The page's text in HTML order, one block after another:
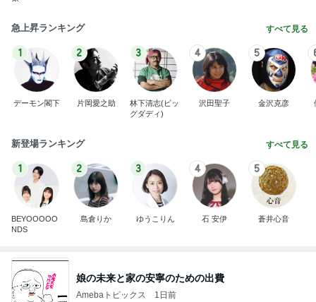
急上昇ランキング すべて見る
1
デーモン閣下
2
片岡愛之助
3
林下清志(ビッ
グダディ)
4
沢田聖子
5
金沢克彦
新登場ランキング すべて見る
1
BEYOOOOO
NDS
2
島倉りか
3
ゆうこりん
4
石 安伊
5
蒼井心音
娘の未来と家の安寧のための出費
Amebaトピックス 1日前